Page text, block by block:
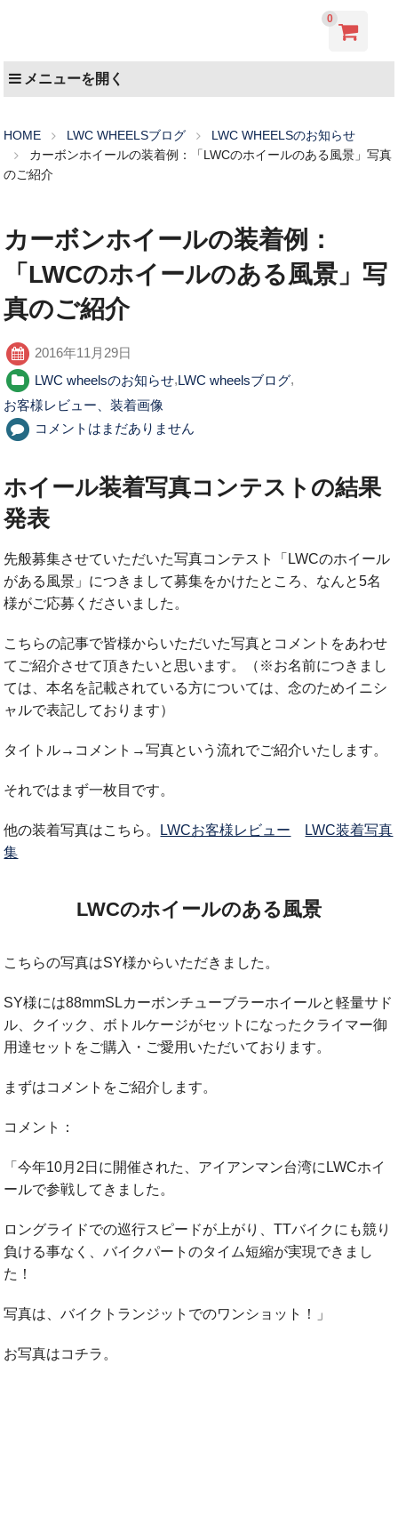
0
メニューを開く
HOME LWC WHEELSブログ
LWC WHEELSのお知らせ
カーボンホイールの装着例：「LWCのホイールのある風景」写真
のご紹介
カーボンホイールの装着例：
「LWCのホイールのある風景」写
真のご紹介
2016年11月29日
LWC wheelsのお知らせ,LWC wheelsブログ,
お客様レビュー、装着画像
コメントはまだありません
ホイール装着写真コンテストの結果
発表
先般募集させていただいた写真コンテスト「LWCのホイール
がある風景」につきまして募集をかけたところ、なんと5名
様がご応募くださいました。
こちらの記事で皆様からいただいた写真とコメントをあわせ
てご紹介させて頂きたいと思います。（※お名前につきまし
ては、本名を記載されている方については、念のためイニシ
ャルで表記しております）
タイトル→コメント→写真という流れでご紹介いたします。
それではまず一枚目です。
他の装着写真はこちら。 LWCお客様レビュー
LWC装着写真
集
LWCのホイールのある風景
こちらの写真はSY様からいただきました。
SY様には88mmSLカーボンチューブラーホイールと軽量サド
ル、クイック、ボトルケージがセットになったクライマー御
用達セットをご購入・ご愛用いただいております。
まずはコメントをご紹介します。
コメント：
「今年10月2日に開催された、アイアンマン台湾にLWCホイ
ールで参戦してきました。
ロングライドでの巡行スピードが上がり、TTバイクにも競り
負ける事なく、バイクパートのタイム短縮が実現できまし
た！
写真は、バイクトランジットでのワンショット！」
お写真はコチラ。